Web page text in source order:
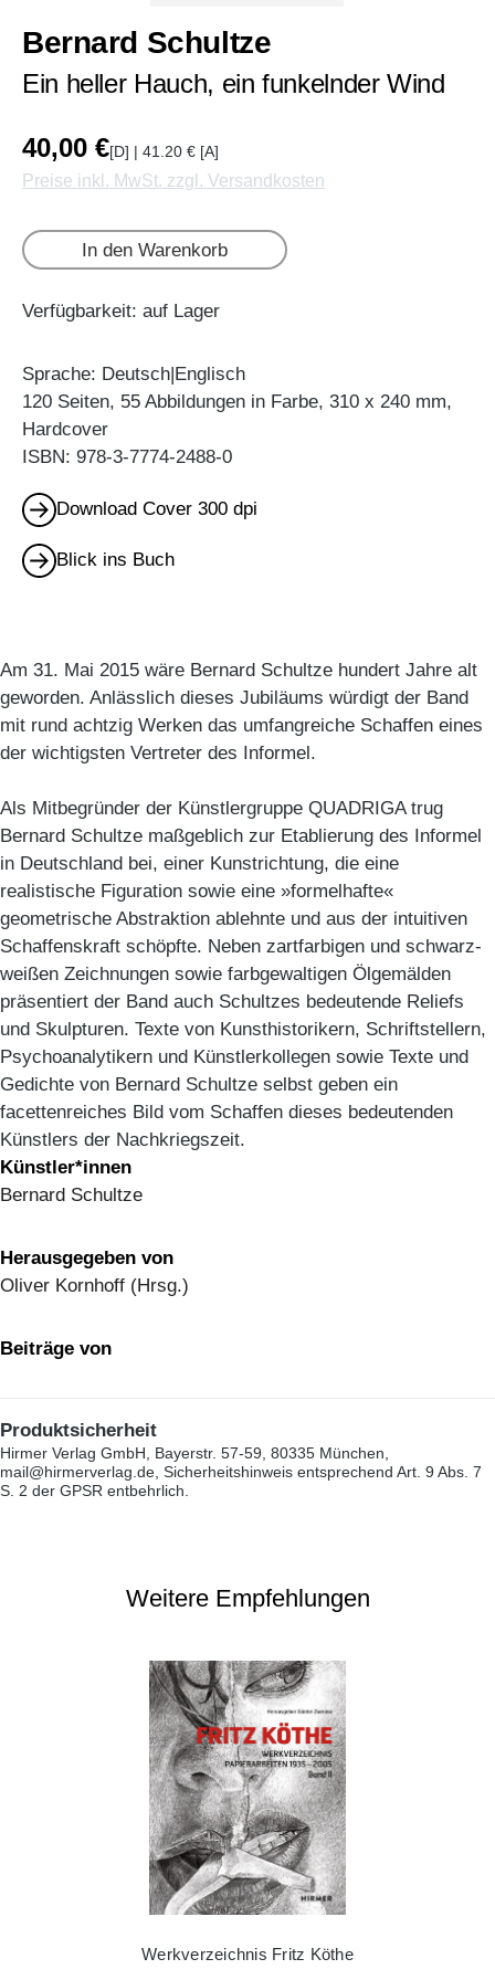
Bernard Schultze
Ein heller Hauch, ein funkelnder Wind
40,00 €[D] | 41.20 € [A]
Preise inkl. MwSt. zzgl. Versandkosten
In den Warenkorb
Verfügbarkeit: auf Lager
Sprache: Deutsch|Englisch
120 Seiten, 55 Abbildungen in Farbe, 310 x 240 mm,
Hardcover
ISBN: 978-3-7774-2488-0
Download Cover 300 dpi
Blick ins Buch
Am 31. Mai 2015 wäre Bernard Schultze hundert Jahre alt
geworden. Anlässlich dieses Jubiläums würdigt der Band
mit rund achtzig Werken das umfangreiche Schaffen eines
der wichtigsten Vertreter des Informel.
Als Mitbegründer der Künstlergruppe QUADRIGA trug
Bernard Schultze maßgeblich zur Etablierung des Informel
in Deutschland bei, einer Kunstrichtung, die eine
realistische Figuration sowie eine »formelhafte«
geometrische Abstraktion ablehnte und aus der intuitiven
Schaffenskraft schöpfte. Neben zartfarbigen und schwarz-
weißen Zeichnungen sowie farbgewaltigen Ölgemälden
präsentiert der Band auch Schultzes bedeutende Reliefs
und Skulpturen. Texte von Kunsthistorikern, Schriftstellern,
Psychoanalytikern und Künstlerkollegen sowie Texte und
Gedichte von Bernard Schultze selbst geben ein
facettenreiches Bild vom Schaffen dieses bedeutenden
Künstlers der Nachkriegszeit.
Künstler*innen
Bernard Schultze
Herausgegeben von
Oliver Kornhoff (Hrsg.)
Beiträge von
Produktsicherheit
Hirmer Verlag GmbH, Bayerstr. 57-59, 80335 München,
mail@hirmerverlag.de, Sicherheitshinweis entsprechend Art. 9 Abs. 7
S. 2 der GPSR entbehrlich.
Weitere Empfehlungen
Werkverzeichnis Fritz Köthe